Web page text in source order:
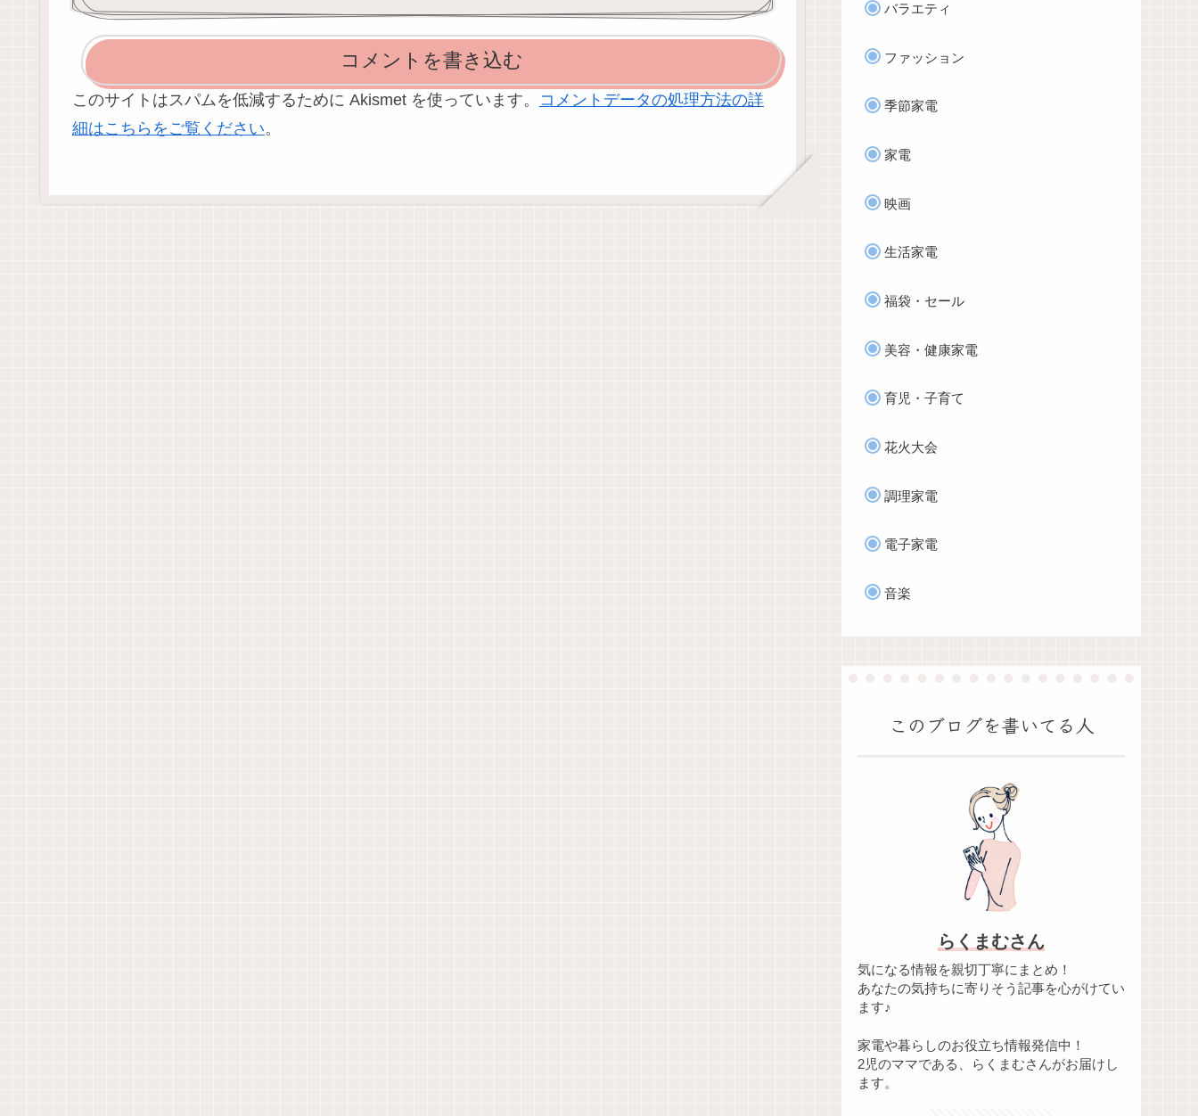
コメントを書き込む
このサイトはスパムを低減するために Akismet を使っています。 コメントデータの処理方法の詳
細はこちらをご覧ください。
バラエティ
ファッション
季節家電
家電
映画
生活家電
福袋・セール
美容・健康家電
育児・子育て
花火大会
調理家電
電子家電
音楽
このブログを書いてる人
らくまむさん
気になる情報を親切丁寧にまとめ！
あなたの気持ちに寄りそう記事を心がけてい
ます♪
家電や暮らしのお役立ち情報発信中！
2児のママである、らくまむさんがお届けし
ます。